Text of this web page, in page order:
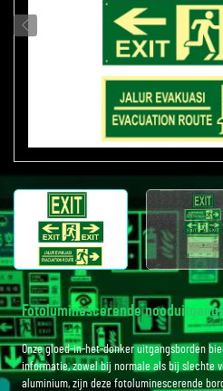
Fotoluminescerende
Onze gloed-in-het-donker uitgangsborden
informatie, zowel bij normale als bij slechte
aluminium, zijn deze fotoluminescerende